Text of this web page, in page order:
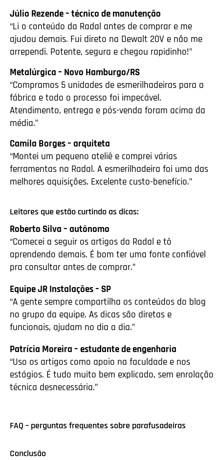
Júlio Rezende – técnico de manutenção
“Li o conteúdo da Radal antes de comprar e me
ajudou demais. Fui direto na Dewalt 20V e não me
arrependi. Potente, segura e chegou rapidinho!”
Metalúrgica – Novo Hamburgo/RS
“Compramos 5 unidades de esmerilhadeiras para a
fábrica e todo o processo foi impecável.
Atendimento, entrega e pós-venda foram acima da
média.”
Camila Borges – arquiteta
“Montei um pequeno ateliê e comprei várias
ferramentas na Radal. A esmerilhadeira foi uma das
melhores aquisições. Excelente custo-benefício.”
Leitores que estão curtindo as dicas:
Roberto Silva – autônomo
“Comecei a seguir os artigos da Radal e tô
aprendendo demais. É bom ter uma fonte confiável
pra consultar antes de comprar.”
Equipe JR Instalações – SP
“A gente sempre compartilha os conteúdos do blog
no grupo da equipe. As dicas são diretas e
funcionais, ajudam no dia a dia.”
Patrícia Moreira – estudante de engenharia
“Uso os artigos como apoio na faculdade e nos
estágios. É tudo muito bem explicado, sem enrolação
técnica desnecessária.”
FAQ – perguntas frequentes sobre parafusadeiras
Conclusão